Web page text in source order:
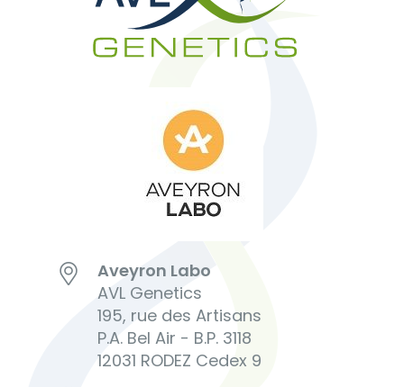
Aveyron Labo
AVL Genetics
195, rue des Artisans
P.A. Bel Air - B.P. 3118
12031 RODEZ Cedex 9